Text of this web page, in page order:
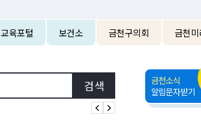
교육포털 보건소 금천구의회 금천
금천소식
알림문자받기